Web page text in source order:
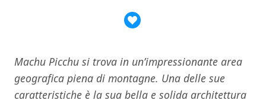
Machu Picchu si trova in un’impressionante area
geografica piena di montagne. Una delle sue
caratteristiche è la sua bella e solida architettura